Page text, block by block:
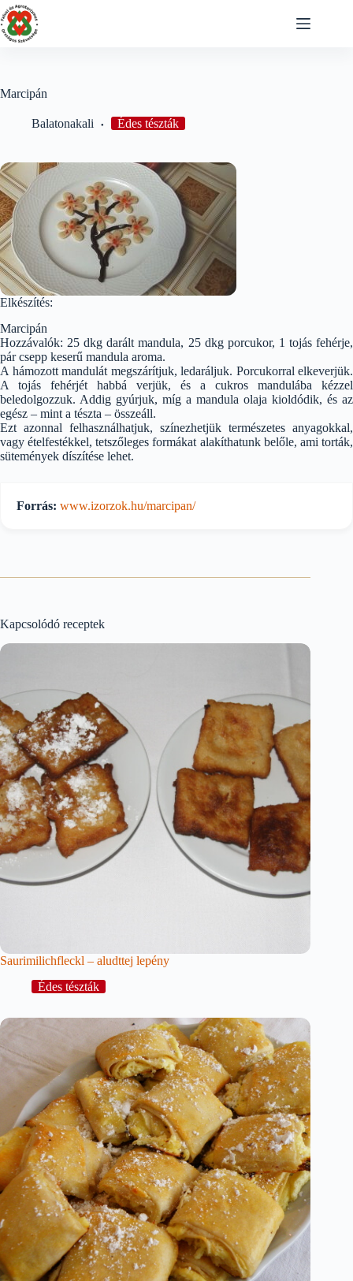
Skip
to
content
Marcipán
Balatonakali Édes tészták
Elkészítés:
Marcipán
Hozzávalók: 25 dkg darált mandula, 25 dkg porcukor, 1 tojás fehérje,
pár csepp keserű mandula aroma.
A hámozott mandulát megszárítjuk, ledaráljuk. Porcukorral elkeverjük.
A tojás fehérjét habbá verjük, és a cukros mandulába kézzel
beledolgozzuk. Addig gyúrjuk, míg a mandula olaja kioldódik, és az
egész – mint a tészta – összeáll.
Ezt azonnal felhasználhatjuk, színezhetjük természetes anyagokkal,
vagy ételfestékkel, tetszőleges formákat alakíthatunk belőle, ami torták,
sütemények díszítése lehet.
Forrás: www.izorzok.hu/marcipan/
Kapcsolódó receptek
Saurimilichfleckl – aludttej lepény
Édes tészták